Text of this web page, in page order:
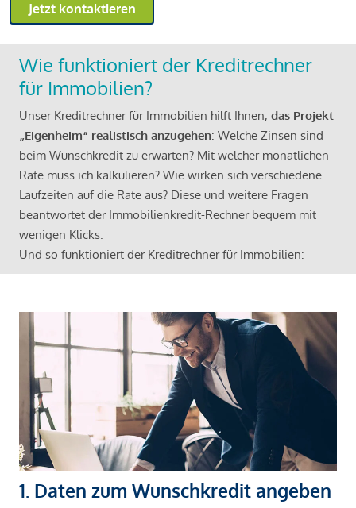
Jetzt kontaktieren
Wie funktioniert der Kreditrechner
für Immobilien?
Unser Kreditrechner für Immobilien hilft Ihnen, das Projekt
„Eigenheim“ realistisch anzugehen: Welche Zinsen sind
beim Wunschkredit zu erwarten? Mit welcher monatlichen
Rate muss ich kalkulieren? Wie wirken sich verschiedene
Laufzeiten auf die Rate aus? Diese und weitere Fragen
beantwortet der Immobilienkredit-Rechner bequem mit
wenigen Klicks.
Und so funktioniert der Kreditrechner für Immobilien:
1. Daten zum Wunschkredit angeben